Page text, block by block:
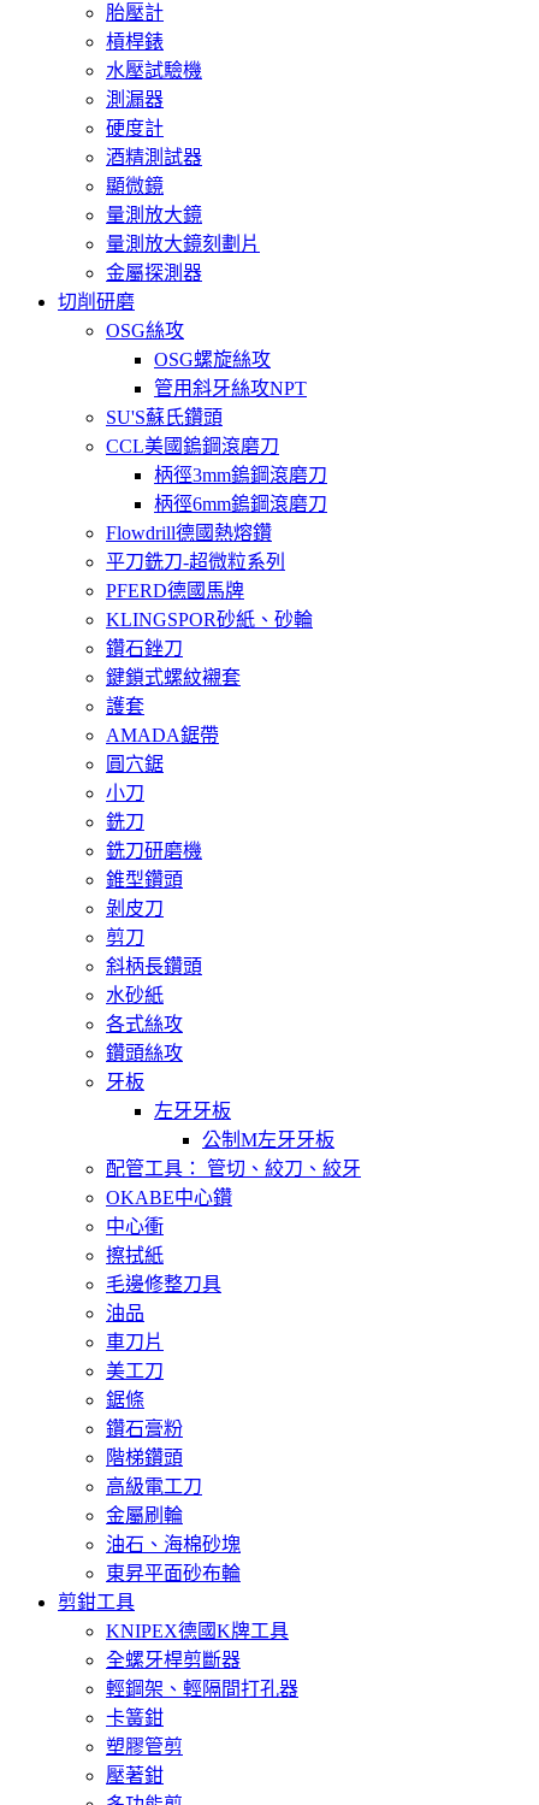
胎壓計
槓桿錶
水壓試驗機
測漏器
硬度計
酒精測試器
顯微鏡
量測放大鏡
量測放大鏡刻劃片
金屬探測器
切削研磨
OSG絲攻
OSG螺旋絲攻
管用斜牙絲攻NPT
SU'S蘇氏鑽頭
CCL美國鎢鋼滾磨刀
柄徑3mm鎢鋼滾磨刀
柄徑6mm鎢鋼滾磨刀
Flowdrill德國熱熔鑽
平刀銑刀-超微粒系列
PFERD德國馬牌
KLINGSPOR砂紙、砂輪
鑽石銼刀
鍵鎖式螺紋襯套
護套
AMADA鋸帶
圓穴鋸
小刀
銑刀
銑刀研磨機
錐型鑽頭
剝皮刀
剪刀
斜柄長鑽頭
水砂紙
各式絲攻
鑽頭絲攻
牙板
左牙牙板
公制M左牙牙板
配管工具： 管切、絞刀、絞牙
OKABE中心鑽
中心衝
擦拭紙
毛邊修整刀具
油品
車刀片
美工刀
鋸條
鑽石膏粉
階梯鑽頭
高級電工刀
金屬刷輪
油石、海棉砂塊
東昇平面砂布輪
剪鉗工具
KNIPEX德國K牌工具
全螺牙桿剪斷器
輕鋼架、輕隔間打孔器
卡簧鉗
塑膠管剪
壓著鉗